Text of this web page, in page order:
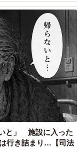
と」 施設に入った
行き詰まり…【司法